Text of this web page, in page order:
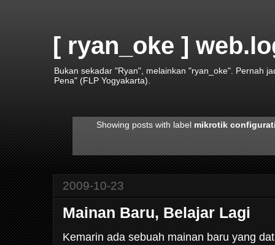
[ ryan_oke ]
Bukan sekadar "Ryan", melainkan "ryan_oke". Pernah
Pena" (FLP Yogyakarta).
Showing posts with label mikrotik
2009-10-23
Mainan Baru, Belajar Lagi
Kemarin ada sebuah mainan baru yang